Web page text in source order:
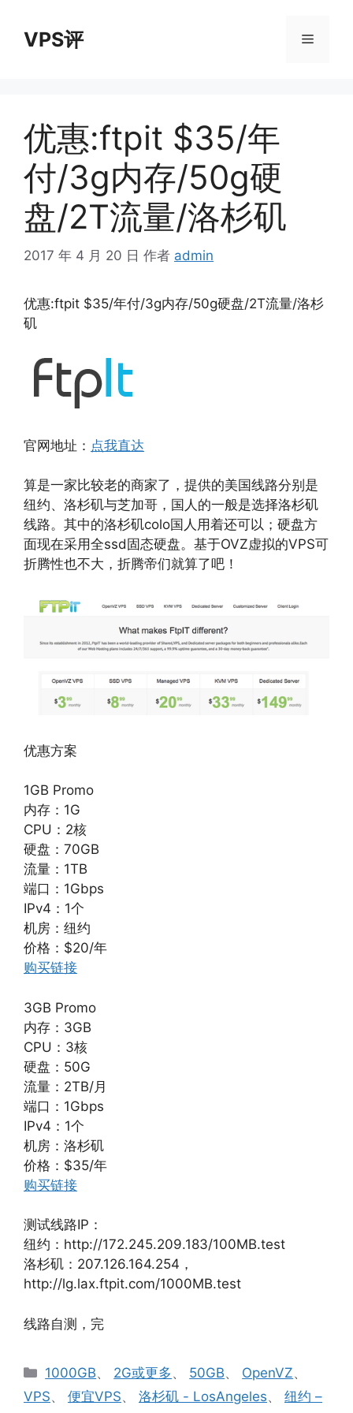
VPS评 菜
优惠:ftpit $35/年
付/3g内存/50g硬
盘/2T流量/洛杉矶
2017 年 4 月 20 日 作者 admin
优惠:ftpit $35/年付/3g内存/50g硬盘/2T流量/洛杉
矶
官网地址： 点我直达
算是一家比较老的商家了，提供的美国线路分别是
纽约、洛杉矶与芝加哥，国人的一般是选择洛杉矶
线路。其中的洛杉矶colo国人用着还可以；硬盘方
面现在采用全ssd固态硬盘。基于OVZ虚拟的VPS可
折腾性也不大，折腾帝们就算了吧！
优惠方案
1GB Promo
内存：1G
CPU：2核
硬盘：70GB
流量：1TB
端口：1Gbps
IPv4：1个
机房：纽约
价格：$20/年
购买链接
3GB Promo
内存：3GB
CPU：3核
硬盘：50G
流量：2TB/月
端口：1Gbps
IPv4：1个
机房：洛杉矶
价格：$35/年
购买链接
测试线路IP：
纽约：http://172.245.209.183/100MB.test
洛杉矶：207.126.164.254，
http://lg.lax.ftpit.com/1000MB.test
线路自测，完
分
类
1000GB、 2G或更多 、 50GB、 OpenVZ、
VPS、 便宜VPS、 洛杉矶 - LosAngeles、 纽约 –